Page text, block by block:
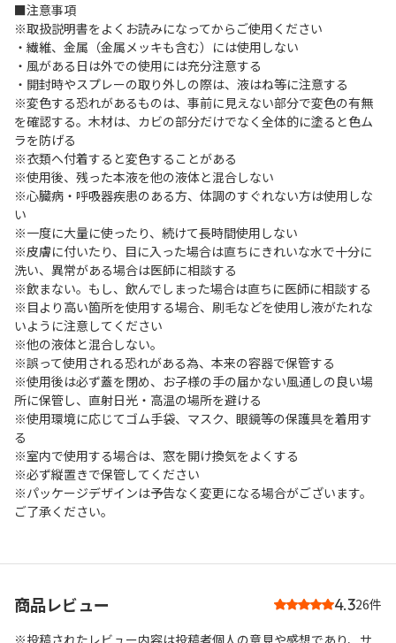
■注意事項
※取扱説明書をよくお読みになってからご使用ください
・繊維、金属（金属メッキも含む）には使用しない
・風がある日は外での使用には充分注意する
・開封時やスプレーの取り外しの際は、液はね等に注意する
※変色する恐れがあるものは、事前に見えない部分で変色の有無
を確認する。木材は、カビの部分だけでなく全体的に塗ると色ム
ラを防げる
※衣類へ付着すると変色することがある
※使用後、残った本液を他の液体と混合しない
※心臓病・呼吸器疾患のある方、体調のすぐれない方は使用しな
い
※一度に大量に使ったり、続けて長時間使用しない
※皮膚に付いたり、目に入った場合は直ちにきれいな水で十分に
洗い、異常がある場合は医師に相談する
※飲まない。もし、飲んでしまった場合は直ちに医師に相談する
※目より高い箇所を使用する場合、刷毛などを使用し液がたれな
いように注意してください
※他の液体と混合しない。
※誤って使用される恐れがある為、本来の容器で保管する
※使用後は必ず蓋を閉め、お子様の手の届かない風通しの良い場
所に保管し、直射日光・高温の場所を避ける
※使用環境に応じてゴム手袋、マスク、眼鏡等の保護具を着用す
る
※室内で使用する場合は、窓を開け換気をよくする
※必ず縦置きで保管してください
※パッケージデザインは予告なく変更になる場合がございます。
ご了承ください。
商品レビュー 4.326件
※投稿されたレビュー内容は投稿者個人の意見や感想であり、サ